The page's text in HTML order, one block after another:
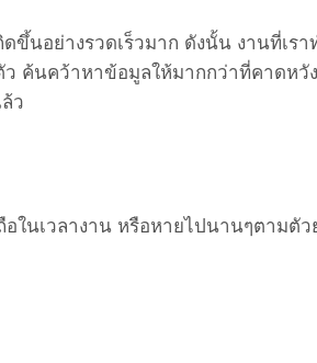
ดขึ้นอย่างรวดเร็วมาก ดังนั้น งานที่เร
ว ค้นคว้าหาข้อมูลให้มากกว่าที่คาดหวั
ว
นเวลางาน หรือหายไปนานๆตามตัว